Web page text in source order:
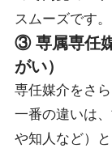
スムーズです。
③ 専属専任
がい）
専任媒介をさ
一番の違いは
や知人など）